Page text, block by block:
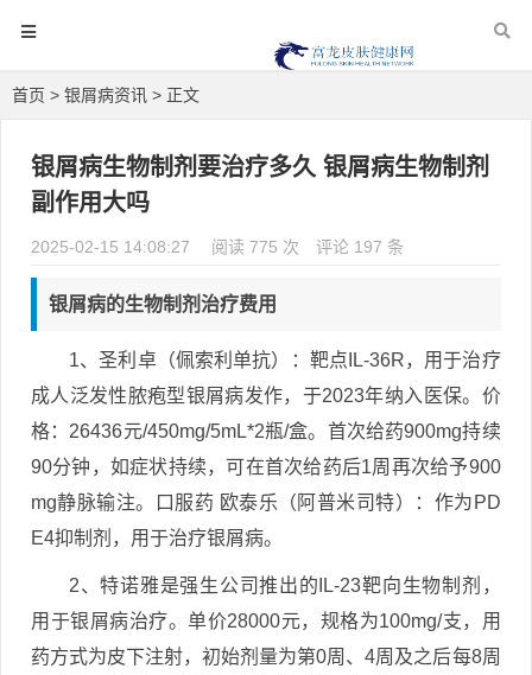
首页 > 银屑病资讯 > 正文
银屑病生物制剂要治疗多久 银屑病生物制剂
副作用大吗
2025-02-15 14:08:27 阅读 775 次 评论 197 条
银屑病的生物制剂治疗费用
1、圣利卓（佩索利单抗）：靶点IL-36R，用于治疗
成人泛发性脓疱型银屑病发作，于2023年纳入医保。价
格：26436元/450mg/5mL*2瓶/盒。首次给药900mg持续
90分钟，如症状持续，可在首次给药后1周再次给予900
mg静脉输注。口服药 欧泰乐（阿普米司特）：作为PD
E4抑制剂，用于治疗银屑病。
2、特诺雅是强生公司推出的IL-23靶向生物制剂，
用于银屑病治疗。单价28000元，规格为100mg/支，用
药方式为皮下注射，初始剂量为第0周、4周及之后每8周